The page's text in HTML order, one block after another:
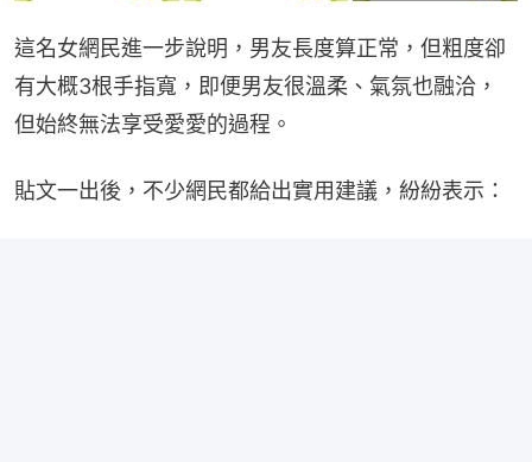
這名女網民進一步說明，男友長度算正常，但粗度卻
有大概3根手指寬，即便男友很溫柔、氣氛也融洽，
但始終無法享受愛愛的過程。
貼文一出後，不少網民都給出實用建議，紛紛表示：